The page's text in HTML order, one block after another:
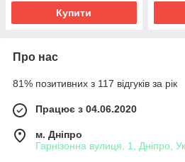
Купити
Про нас
81% позитивних з 117 відгуків за рік
Працює з 04.06.2020
м. Дніпро
Гарнізонна вулиця, 1, Дніпро,